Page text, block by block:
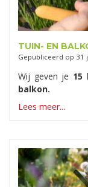
TUIN- EN
Gepubliceerd op 31
Wij geven je 15
balkon.
Lees meer...